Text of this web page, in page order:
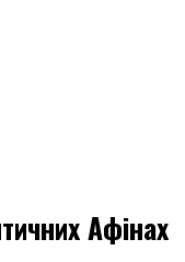
Афінах